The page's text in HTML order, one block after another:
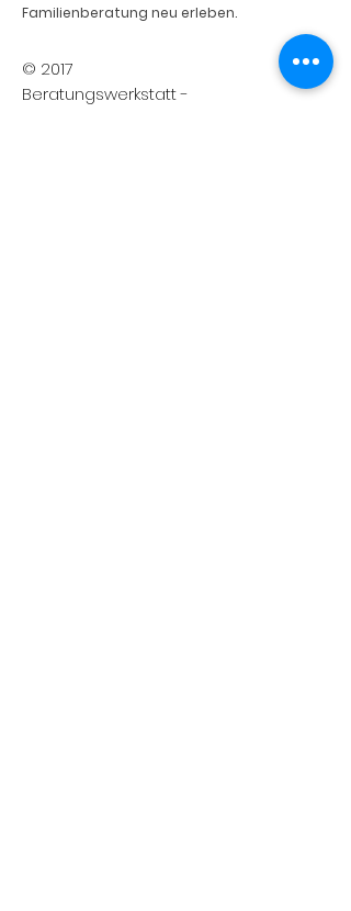
Familienberatung neu erleben.
© 2017
Beratungswerkstatt -